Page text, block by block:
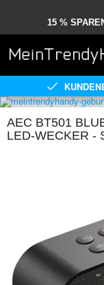
15 %
AEC BT501
LED-WECKER -